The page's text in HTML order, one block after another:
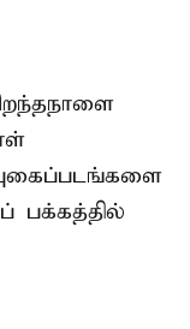
பக்கத்தில்